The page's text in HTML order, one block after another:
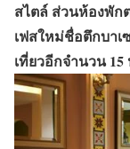
สไตล์ ส่วนห้องพัก
เฟสใหม่ชื่อตึกบา
เที่ยวอีกจำนวน 15